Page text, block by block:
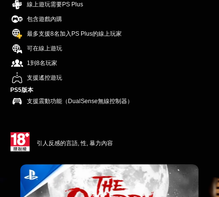
線上遊玩需要PS Plus
包含遊戲內購
最多支援8名加入PS Plus的線上玩家
可在線上遊玩
1到8名玩家
支援遙控遊玩
PS5版本
支援震動功能（DualSense無線控制器）
引人反感的言語, 性, 暴力內容